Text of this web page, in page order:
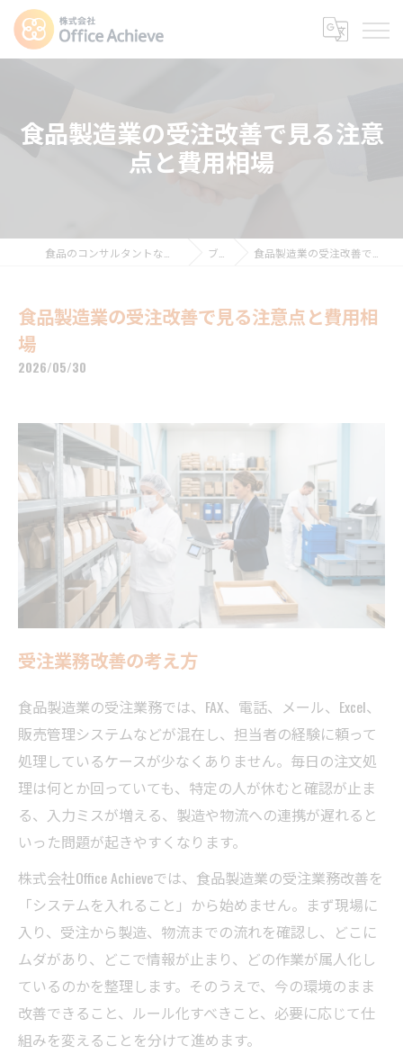
食品製造業の受注改善で見る注意
点と費用相場
ブログ 食品製造業の受注改善で見る注意点と費用相場
食品製造業の受注改善で見る注意点と費用相
場
2026/05/30
受注業務改善の考え方
食品製造業の受注業務では、FAX、電話、メール、Excel、
販売管理システムなどが混在し、担当者の経験に頼って
処理しているケースが少なくありません。毎日の注文処
理は何とか回っていても、特定の人が休むと確認が止ま
る、入力ミスが増える、製造や物流への連携が遅れると
いった問題が起きやすくなります。
株式会社Office Achieveでは、食品製造業の受注業務改善を
「システムを入れること」から始めません。まず現場に
入り、受注から製造、物流までの流れを確認し、どこに
ムダがあり、どこで情報が止まり、どの作業が属人化し
ているのかを整理します。そのうえで、今の環境のまま
改善できること、ルール化すべきこと、必要に応じて仕
組みを変えることを分けて進めます。